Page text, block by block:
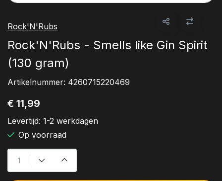
Rock'N'Rubs
Rock'N'Rubs - Smells like Gin Spirit
(130 gram)
Artikelnummer: 4260715220469
€ 11,99
Levertijd: 1-2 werkdagen
Op voorraad